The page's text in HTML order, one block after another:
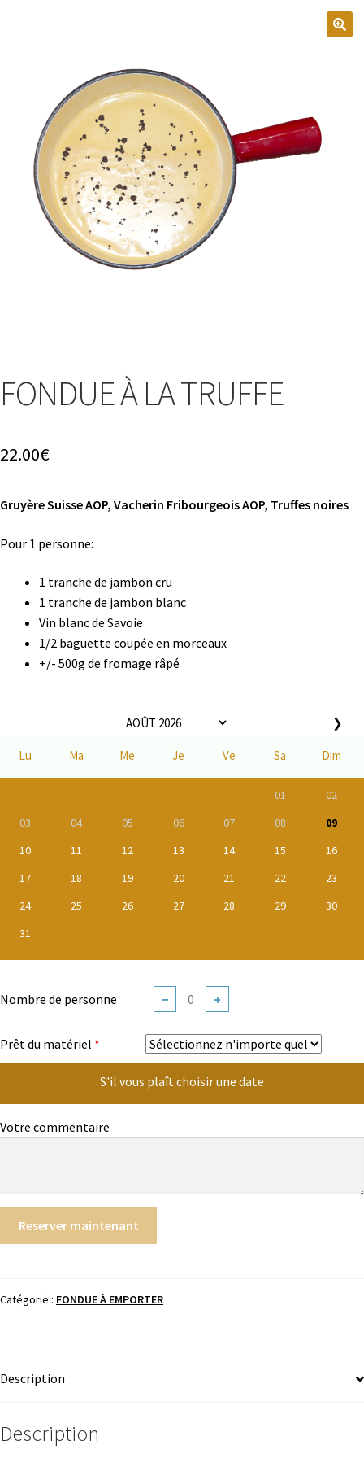
FONDUE À LA TRUFFE
22.00€
Gruyère Suisse AOP, Vacherin Fribourgeois AOP, Truffes noires
Pour 1 personne:
1 tranche de jambon cru
1 tranche de jambon blanc
Vin blanc de Savoie
1/2 baguette coupée en morceaux
+/- 500g de fromage râpé
❯
Lu Ma Me Je Ve Sa Dim
01
02
03
04 05 06 07 08
09
10
11 12 13 14 15
16
17
18 19 20 21 22
23
24
25 26 27 28 29
30
31
Nombre de personne − +
Prêt du matériel *
S'il vous plaît choisir une date
Votre commentaire
Reserver maintenant
Catégorie : FONDUE À EMPORTER
Description
Description